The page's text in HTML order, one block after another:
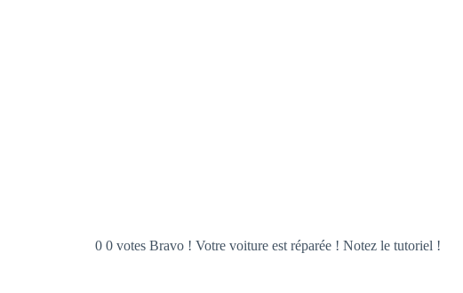
0 0 votes Bravo ! Votre voiture est réparée ! Notez le tutoriel !